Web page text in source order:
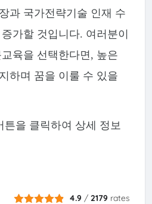
과 국가전략기술 인재 수
가할 것입니다. 여러분이
육을 선택한다면, 높은
하며 꿈을 이룰 수 있을
튼을 클릭하여 상세 정보
4.9 /2179 rates